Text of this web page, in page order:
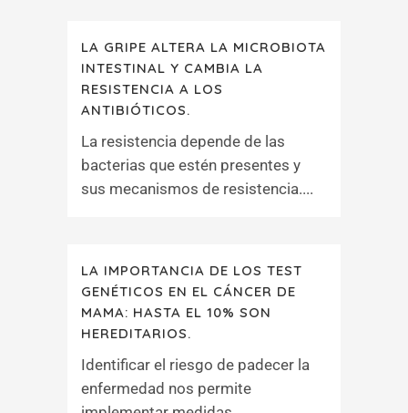
LA GRIPE ALTERA LA MICROBIOTA
INTESTINAL Y CAMBIA LA
RESISTENCIA A LOS
ANTIBIÓTICOS.
La resistencia depende de las
bacterias que estén presentes y
sus mecanismos de resistencia....
LA IMPORTANCIA DE LOS TEST
GENÉTICOS EN EL CÁNCER DE
MAMA: HASTA EL 10% SON
HEREDITARIOS.
Identificar el riesgo de padecer la
enfermedad nos permite